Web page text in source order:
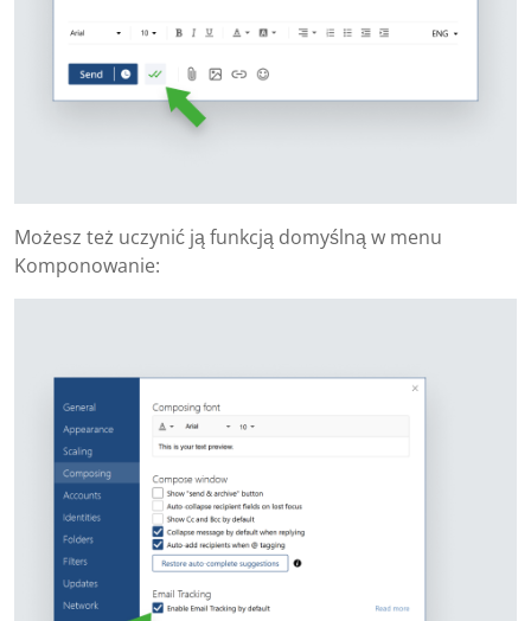
Możesz też uczynić ją funkcją domyślną w menu
Komponowanie: